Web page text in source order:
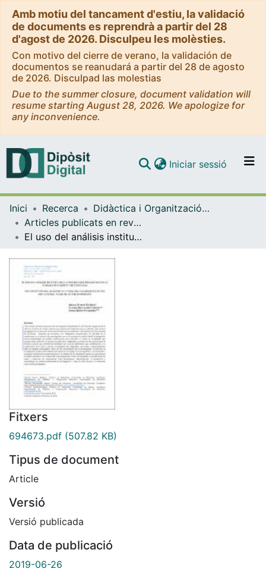
Amb motiu del tancament d'estiu, la validació
de documents es reprendrà a partir del 28
d'agost de 2026. Disculpeu les molèsties.
Con motivo del cierre de verano, la validación de
documentos se reanudará a partir del 28 de agosto
de 2026. Disculpad las molestias
Due to the summer closure, document validation will
resume starting August 28, 2026. We apologize for
any inconvenience.
Navega per tot el DD
Com publicar
Iniciar sessió (current)
Inici Recerca
Didàctica i Organització Educativa
Articles publicats en revistes (Didàctica i Organització Educativa)
El uso del análisis institucional como recurso pedagógico en la formación docente universitaria
Fitxers
694673.pdf (507.82 KB)
Tipus de document
Article
Versió
Versió publicada
Data de publicació
2019-06-26